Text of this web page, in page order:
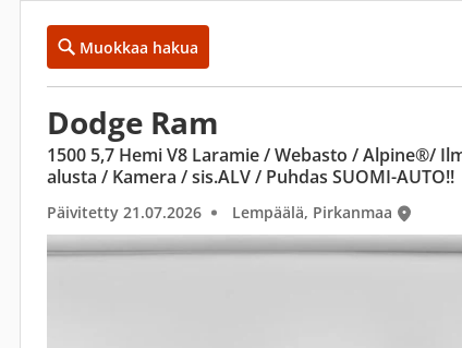
Muokkaa hakua
Dodge Ram
1500 5,7 Hemi V8 Laramie / Webasto / Alpine®/
alusta / Kamera / sis.ALV / Puhdas SUOMI-AUTO!!
Päivitetty 21.07.2026 Lempäälä, Pirkanmaa